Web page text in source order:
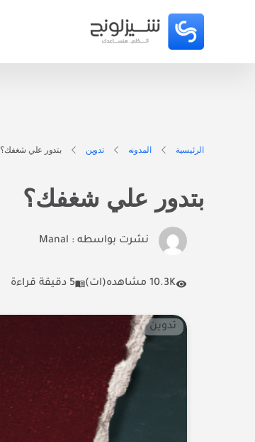
الرئيسية المدونه تدوين بتدور علي شغفك؟
بتدور علي شغفك؟
نشرت بواسطه : Manal
10.3K مشاهده(ات) 5 دقيقة قراءة
تدوين